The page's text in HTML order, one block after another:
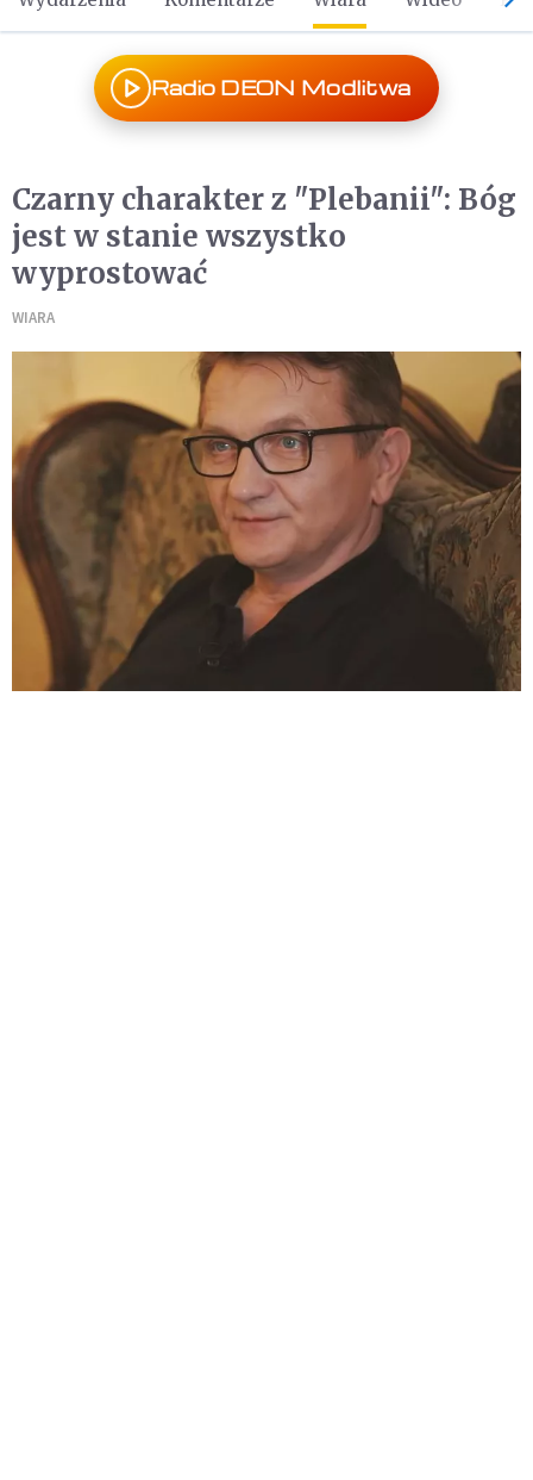
Radio DEON Modlitwa
Czarny charakter z "Plebanii": Bóg
jest w stanie wszystko
wyprostować
WIARA